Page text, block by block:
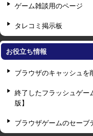
ゲーム雑談用のページ
タレコミ掲示板
お役立ち情報
ブラウザのキャッシュを
終了したフラッシュゲー
版】
ブラウザゲームのセーブ